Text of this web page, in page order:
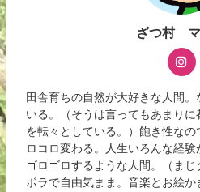
ざつ村 マ
田舎育ちの自然が大好きな人間
いる。（そうは言ってもあまり
を転々としている。）飽き性な
ロコロ変わる。人生いろんな経
ゴロゴロするような人間。（ま
ボラで自由気まま。音楽とお絵